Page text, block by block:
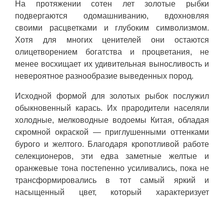
На протяжении сотен лет золотые рыбки
подвергаются одомашниванию, вдохновляя
своими расцветками и глубоким символизмом.
Хотя для многих ценителей они остаются
олицетворением богатства и процветания, не
менее восхищает их удивительная выносливость и
невероятное разнообразие выведенных пород.
Исходной формой для золотых рыбок послужил
обыкновенный карась. Их прародители населяли
холодные, мелководные водоемы Китая, обладая
скромной окраской — приглушенными оттенками
бурого и желтого. Благодаря кропотливой работе
селекционеров, эти едва заметные желтые и
оранжевые тона постепенно усиливались, пока не
трансформировались в тот самый яркий и
насыщенный цвет, который характеризует